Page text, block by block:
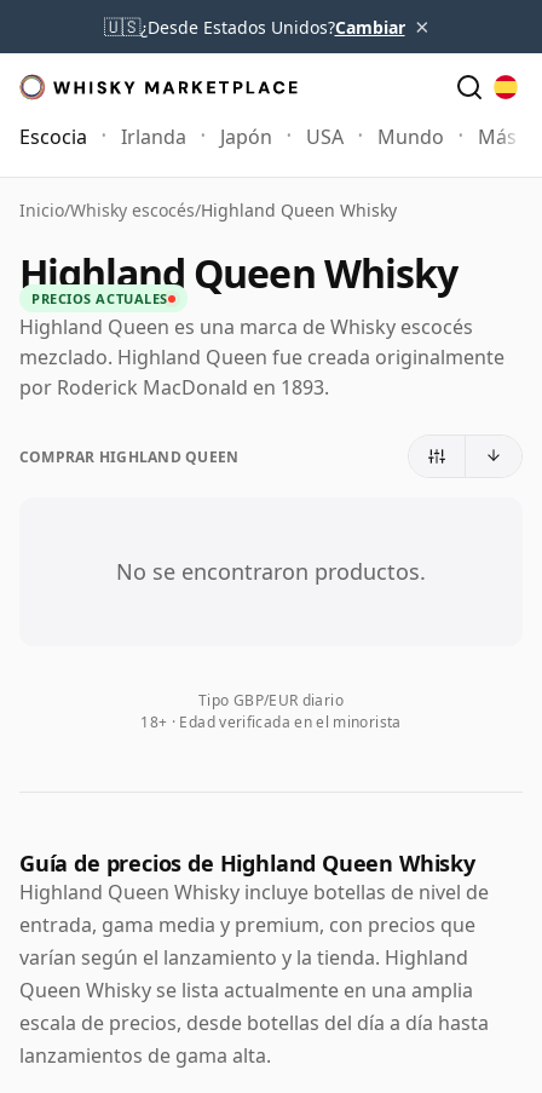
🇺🇸¿Desde Estados Unidos?Cambiar ×
Escocia Irlanda Japón USA Mundo Más
Inicio/Whisky escocés/Highland Queen Whisky
Highland Queen Whisky
PRECIOS ACTUALES
Highland Queen es una marca de Whisky escocés
mezclado. Highland Queen fue creada originalmente
por Roderick MacDonald en 1893.
COMPRAR HIGHLAND QUEEN
No se encontraron productos.
Tipo GBP/EUR diario
18+ · Edad verificada en el minorista
Guía de precios de Highland Queen Whisky
Highland Queen Whisky incluye botellas de nivel de
entrada, gama media y premium, con precios que
varían según el lanzamiento y la tienda. Highland
Queen Whisky se lista actualmente en una amplia
escala de precios, desde botellas del día a día hasta
lanzamientos de gama alta.